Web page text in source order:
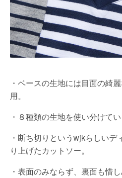
・ベースの生地には目面の綺
用。
・８種類の生地を使い分けてい
・断ち切りというwjkらしい
り上げたカットソー。
・表面のみならず、裏面も惜